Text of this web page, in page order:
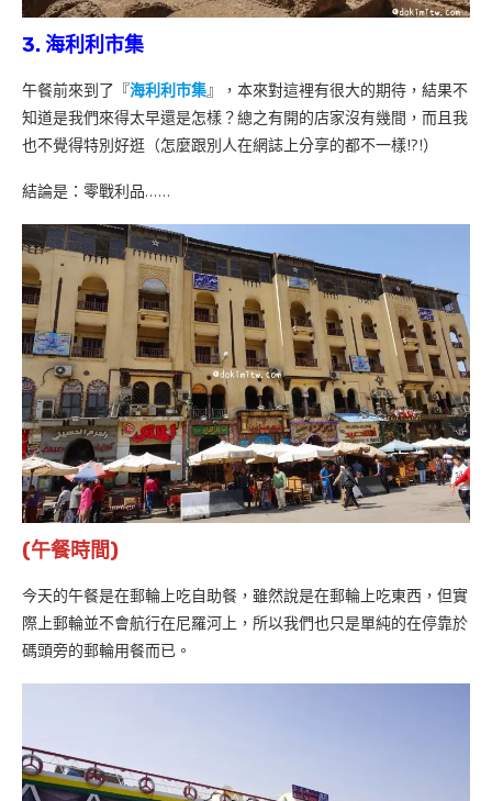
3. 海利利市集
午餐前來到了『海利利市集』，本來對這裡有很大的期待，結果不
知道是我們來得太早還是怎樣？總之有開的店家沒有幾間，而且我
也不覺得特別好逛（怎麼跟別人在網誌上分享的都不一樣!?!）
結論是：零戰利品……
(午餐時間)
今天的午餐是在郵輪上吃自助餐，雖然說是在郵輪上吃東西，但實
際上郵輪並不會航行在尼羅河上，所以我們也只是單純的在停靠於
碼頭旁的郵輪用餐而已。